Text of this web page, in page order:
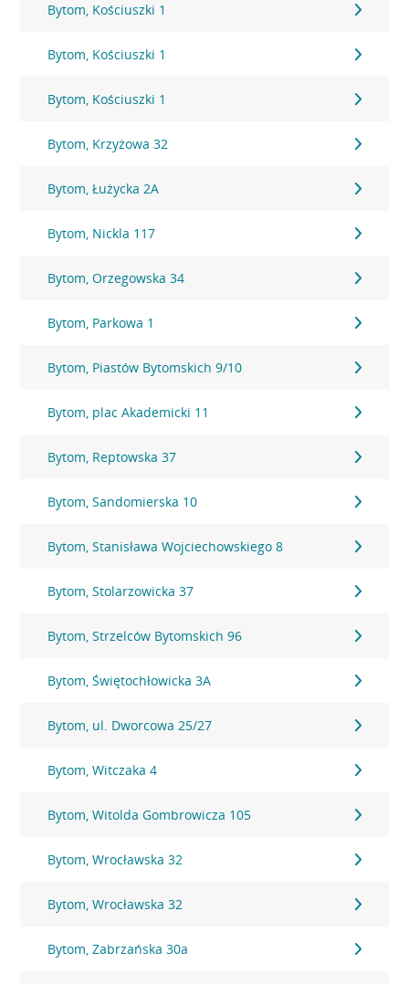
Bytom, Kościuszki 1
Bytom, Kościuszki 1
Bytom, Kościuszki 1
Bytom, Krzyżowa 32
Bytom, Łużycka 2A
Bytom, Nickla 117
Bytom, Orzegowska 34
Bytom, Parkowa 1
Bytom, Piastów Bytomskich 9/10
Bytom, plac Akademicki 11
Bytom, Reptowska 37
Bytom, Sandomierska 10
Bytom, Stanisława Wojciechowskiego 8
Bytom, Stolarzowicka 37
Bytom, Strzelców Bytomskich 96
Bytom, Świętochłowicka 3A
Bytom, ul. Dworcowa 25/27
Bytom, Witczaka 4
Bytom, Witolda Gombrowicza 105
Bytom, Wrocławska 32
Bytom, Wrocławska 32
Bytom, Zabrzańska 30a